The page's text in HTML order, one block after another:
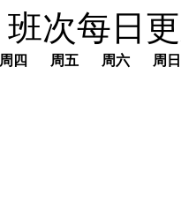
班次每日
周四 周五 周六 周日